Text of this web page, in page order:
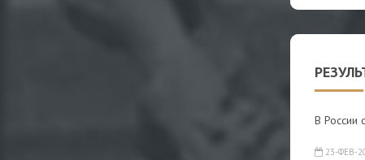
В России
23-ФЕВ-